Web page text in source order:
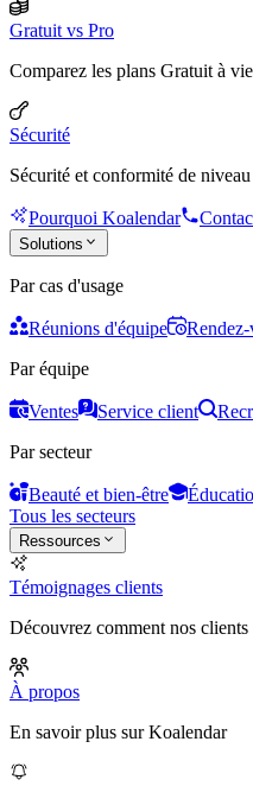
Gratuit vs Pro
Comparez les plans Gratuit à
Sécurité
Sécurité et conformité de
Pourquoi Koalendar
Solutions
Par cas d'usage
Réunions d'équipe
Par équipe
Ventes Service client
Par secteur
Beauté et bien-être
Tous les secteurs
Ressources
Témoignages clients
Découvrez comment nos
À propos
En savoir plus sur Koalendar